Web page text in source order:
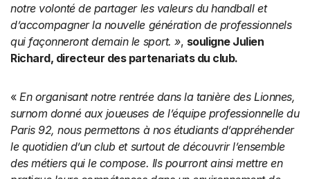
notre volonté de partager les valeurs du handball et
d’accompagner la nouvelle génération de professionnels
qui façonneront demain le sport. », souligne Julien
Richard, directeur des partenariats du club.
«En organisant notre rentrée dans la tanière des Lionnes,
surnom donné aux joueuses de l’équipe professionnelle du
Paris 92, nous permettons à nos étudiants d’appréhender
le quotidien d’un club et surtout de découvrir l’ensemble
des métiers qui le compose. Ils pourront ainsi mettre en